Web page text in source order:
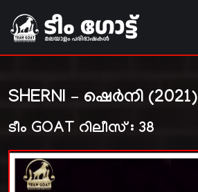
SHERNI – ഷെർനി (2021)
ടീം GOAT റിലീസ് : 38